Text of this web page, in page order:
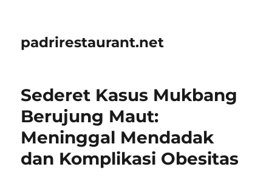
padrirestaurant.net
Sederet Kasus Mukbang
Berujung Maut:
Meninggal Mendadak
dan Komplikasi Obesitas